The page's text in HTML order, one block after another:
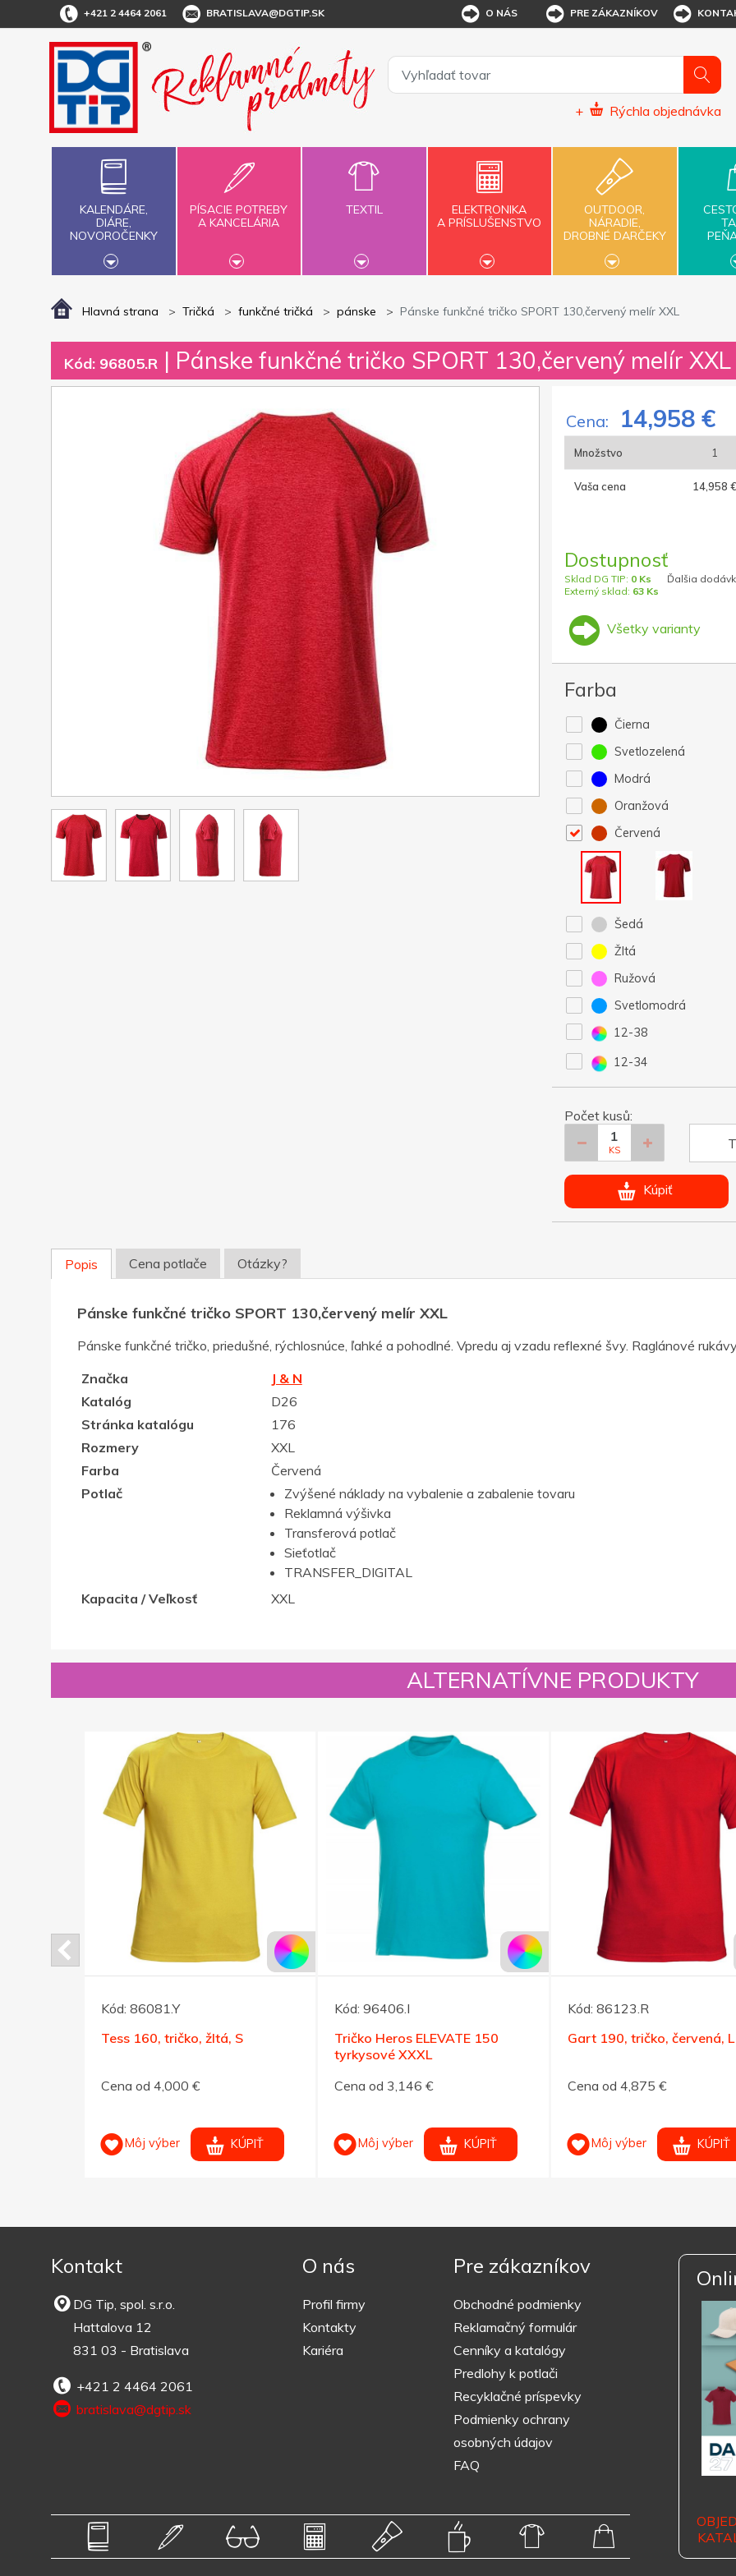
+421 2 4464 2061 BRATISLAVA@DGTIP.SK O NÁS PRE ZÁKAZNÍKOV
+ Rýchla objednávka
KALENDÁRE,
DIÁRE,
NOVOROČENKY
PÍSACIE POTREBY
A KANCELÁRIA
TEXTIL
ELEKTRONIKA
A PRÍSLUŠENSTVO
OUTDOOR,
NÁRADIE,
DROBNÉ DARČEKY
Hlavná strana Tričká funkčné tričká pánske Pánske funkčné tričko SPORT 130,červený melír XXL
Kód: 96805.R | Pánske funkčné tričko SPORT 130,červený melír XXL
Cena: 14,958 €
Množstvo 1
Vaša cena 14,958 €
Dostupnosť
Sklad DG TIP: 0 Ks
Externý sklad: 63 Ks
Ďalšia
Všetky varianty
Farba
Čierna
Svetlozelená
Modrá
Oranžová
Červená
Šedá
Žltá
Ružová
Svetlomodrá
12-38
12-34
Počet kusů:
KS
Kúpiť
Popis Cena potlače Otázky?
Pánske funkčné tričko SPORT 130,červený melír XXL
Pánske funkčné tričko, priedušné, rýchlosnúce, ľahké a pohodlné. Vpredu aj vzadu reflexné švy. Raglánové
Značka
J & N
Katalóg
D26
Stránka katalógu
176
Rozmery
XXL
Farba
Červená
Potlač
Zvýšené náklady na vybalenie a zabalenie tovaru
Reklamná výšivka
Transferová potlač
Sieťotlač
TRANSFER_DIGITAL
Kapacita / Veľkosť
XXL
ALTERNATÍVNE PRODUKTY
Kód: 86081.Y
Tess 160, tričko, žltá, S
Cena od 4,000 €
Môj výber KÚPIŤ
Kód: 96406.I
Tričko Heros ELEVATE 150
tyrkysové XXXL
Cena od 3,146 €
Môj výber KÚPIŤ
Kód: 86123.R
Gart 190, tričko, červená, L
Cena od 4,875 €
Môj výber KÚPIŤ
Kontakt
DG Tip, spol. s.r.o.
Hattalova 12
831 03 - Bratislava
+421 2 4464 2061
bratislava@dgtip.sk
O nás
Profil firmy
Kontakty
Kariéra
Pre zákazníkov
Obchodné podmienky
Reklamačný formulár
Cenníky a katalógy
Predlohy k potlači
Recyklačné príspevky
Podmienky ochrany
osobných údajov
FAQ